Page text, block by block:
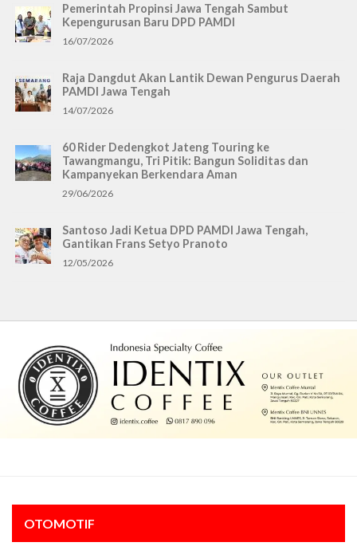
Pemerintah Propinsi Jawa Tengah Sambut
Kepengurusan Baru DPD PAMDI
16/07/2026
Raja Dangdut Akan Lantik Dewan Pengurus Daerah
PAMDI Jawa Tengah
14/07/2026
60 Rider Dedengkot Jateng Touring ke
Tawangmangu, Tri Pitik: Bangun Soliditas dan
Kampanyekan Berkendara Aman
29/06/2026
Santoso Jadi Ketua DPD PAMDI Jawa Tengah,
Gantikan Frans Setyo Pranoto
12/05/2026
OTOMOTIF